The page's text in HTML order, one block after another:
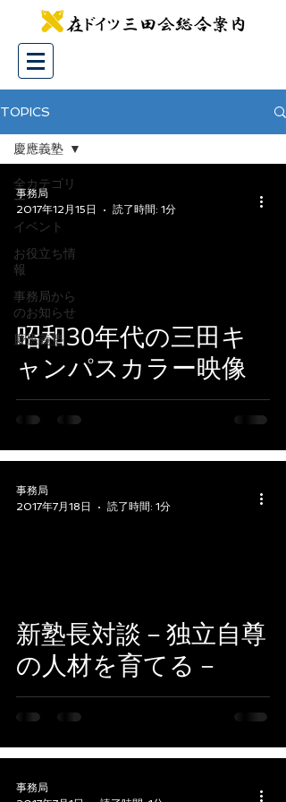
TOPICS
全カテゴリ
ー
イベント
お役立ち情
報
事務局から
のお知らせ
慶應義塾
慶應義塾
昭和30年代の三田キ
ャンパスカラー映像
事務局
2017年12月15日
読了時間: 1分
新塾長対談－独立自尊
の人材を育てる－
事務局
2017年7月18日
読了時間: 1分
事務局